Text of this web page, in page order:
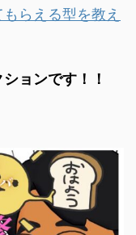
らえる型を教え
ョンです！！